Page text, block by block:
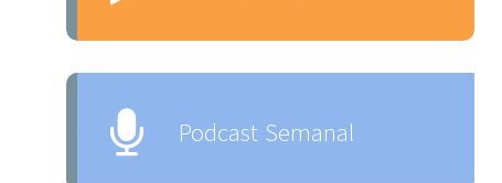
Podcast Semanal